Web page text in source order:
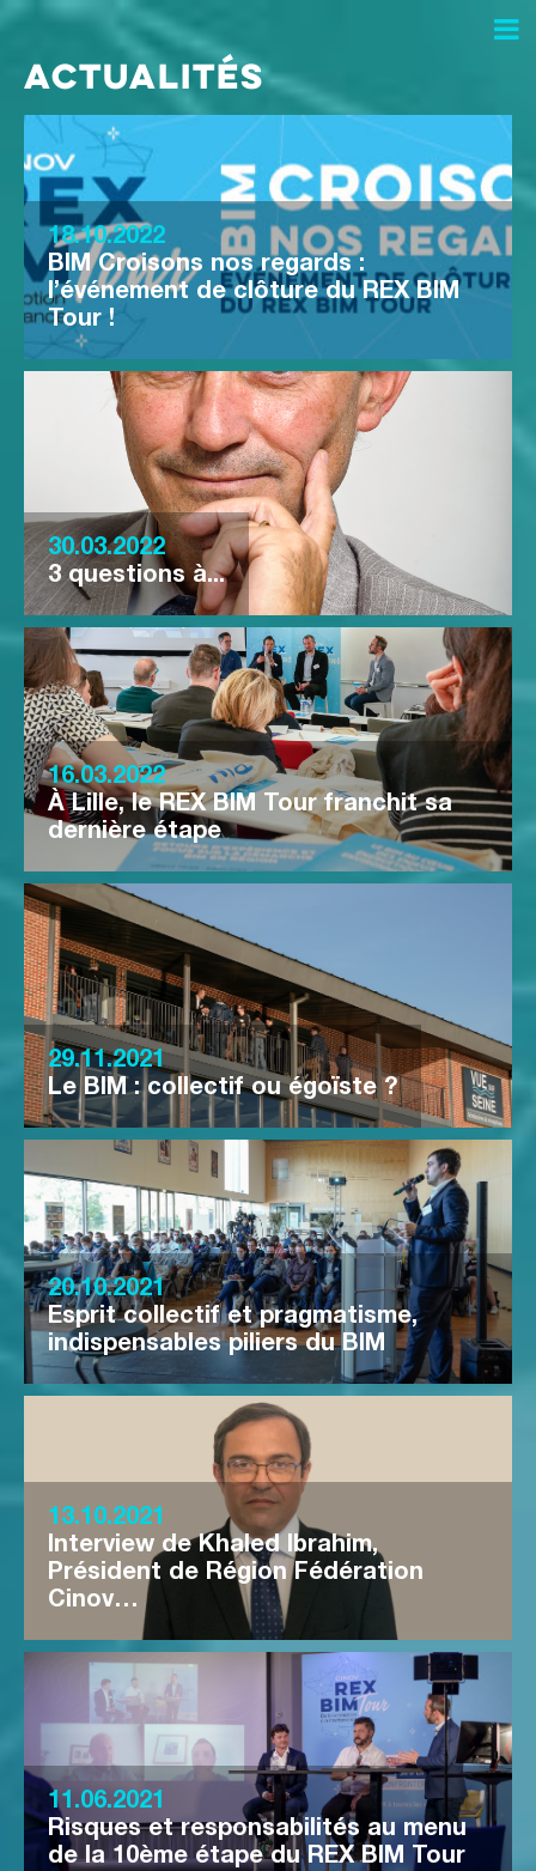

Actualités
18.10.2022
BIM Croisons nos regards :
l’événement de clôture du REX BIM
Tour !
30.03.2022
3 questions à...
16.03.2022
À Lille, le REX BIM Tour franchit sa
dernière étape
29.11.2021
Le BIM : collectif ou égoïste ?
20.10.2021
Esprit collectif et pragmatisme,
indispensables piliers du BIM
13.10.2021
Interview de Khaled Ibrahim,
Président de Région Fédération
Cinov…
11.06.2021
Risques et responsabilités au menu
de la 10ème étape du REX BIM Tour